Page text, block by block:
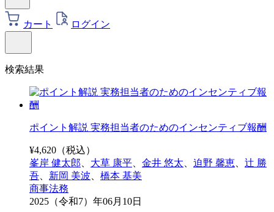
カート ログイン
検索結果
ポイント解説 実務担当者のためのインセンティブ報酬
¥4,620 （税込）
峯岸 健太郎
大草 康平 金井 悠太 迫野 馨恵
辻 勝
吾
新岡 美波
橋本 基美
商事法務
2025（令和7）年06月10日